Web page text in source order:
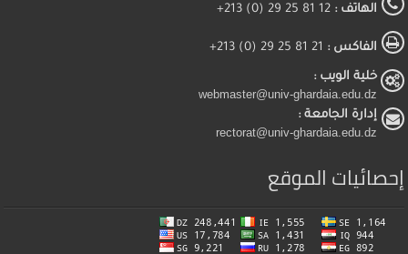
الهاتف : 12 81 25 29 (0) 213+
الفاكس :
خلية الويب :
webmaster@univ-ghardaia.edu.dz
إدارة الجامعة :
rectorat@univ-ghardaia.edu.dz
إحصائيات الموقع